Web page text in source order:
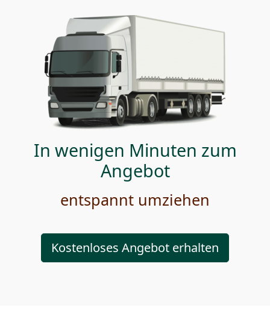
In wenigen Minuten zum
Angebot
entspannt umziehen
Kostenloses Angebot erhalten